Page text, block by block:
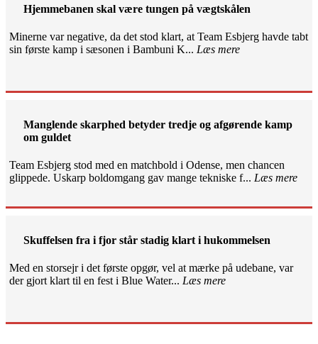
Hjemmebanen skal være tungen på vægtskålen
Minerne var negative, da det stod klart, at Team Esbjerg havde tabt
sin første kamp i sæsonen i Bambuni K... Læs mere
Manglende skarphed betyder tredje og afgørende kamp
om guldet
Team Esbjerg stod med en matchbold i Odense, men chancen
glippede. Uskarp boldomgang gav mange tekniske f... Læs mere
Skuffelsen fra i fjor står stadig klart i hukommelsen
Med en storsejr i det første opgør, vel at mærke på udebane, var
der gjort klart til en fest i Blue Water... Læs mere